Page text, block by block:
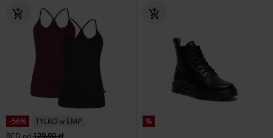
-56%
TYLKO w EMP
RCD od 129.90 zł
%